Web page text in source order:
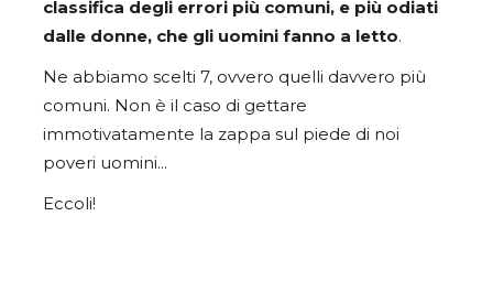
classifica degli errori più comuni, e più odiati
dalle donne, che gli uomini fanno a letto.
Ne abbiamo scelti 7, ovvero quelli davvero più
comuni. Non è il caso di gettare
immotivatamente la zappa sul piede di noi
poveri uomini…
Eccoli!